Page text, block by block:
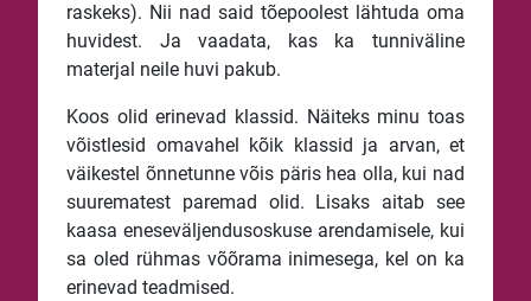
raskeks). Nii nad said tõepoolest lähtuda oma
huvidest. Ja vaadata, kas ka tunniväline
materjal neile huvi pakub.
Koos olid erinevad klassid. Näiteks minu toas
võistlesid omavahel kõik klassid ja arvan, et
väikestel õnnetunne võis päris hea olla, kui nad
suurematest paremad olid. Lisaks aitab see
kaasa eneseväljendusoskuse arendamisele, kui
sa oled rühmas võõrama inimesega, kel on ka
erinevad teadmised.